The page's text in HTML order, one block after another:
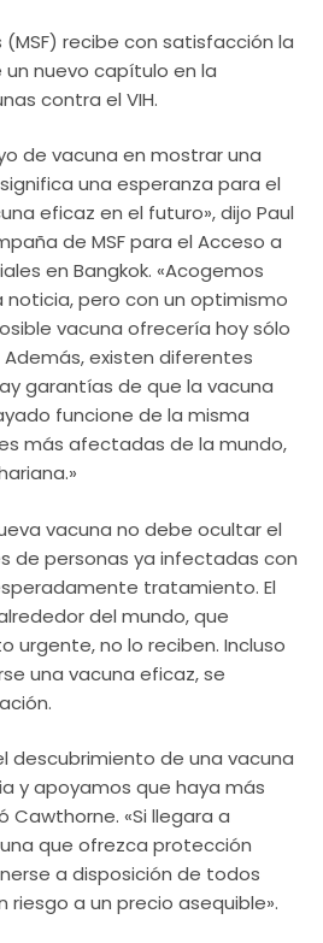
(MSF) recibe con satisfacción la
nuevo capítulo en la
contra el VIH.
de vacuna en mostrar una
una esperanza para el
eficaz en el futuro», dijo Paul
de MSF para el Acceso a
en Bangkok. «Acogemos
pero con un optimismo
vacuna ofrecería hoy sólo
existen diferentes
garantías de que la vacuna
funcione de la misma
más afectadas de la mundo,
vacuna no debe ocultar el
de personas ya infectadas con
tratamiento. El
del mundo, que
urgente, no lo reciben. Incluso
una vacuna eficaz, se
descubrimiento de una vacuna
y apoyamos que haya más
Cawthorne. «Si llegara a
que ofrezca protección
a disposición de todos
riesgo a un precio asequible».